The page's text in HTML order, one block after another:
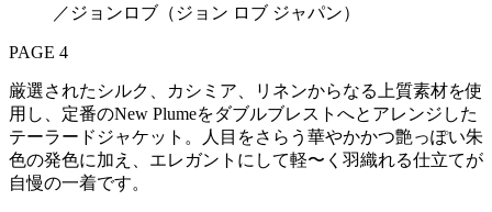
／ジョンロブ（ジョン ロブ ジャパン）
PAGE 4
厳選されたシルク、カシミア、リネンからなる上質素材を使
用し、定番のNew Plumeをダブルブレストへとアレンジした
テーラードジャケット。人目をさらう華やかかつ艶っぽい朱
色の発色に加え、エレガントにして軽〜く羽織れる仕立てが
自慢の一着です。